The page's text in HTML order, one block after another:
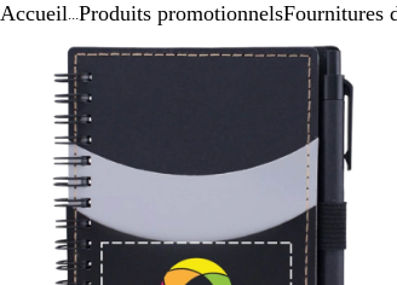
1
Accueil Produits promotionnelsFournitures
zoomable
à
pour
les
« moins »
et
les